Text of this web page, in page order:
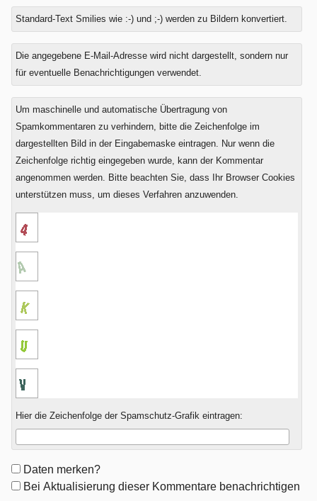
Standard-Text Smilies wie :-) und ;-) werden zu Bildern konvertiert.
Was
ist
Zwei
plus
Die angegebene E-Mail-Adresse wird nicht dargestellt, sondern nur
für eventuelle Benachrichtigungen verwendet.
Um maschinelle und automatische Übertragung von
Spamkommentaren zu verhindern, bitte die Zeichenfolge im
dargestellten Bild in der Eingabemaske eintragen. Nur wenn die
Zeichenfolge richtig eingegeben wurde, kann der Kommentar
angenommen werden. Bitte beachten Sie, dass Ihr Browser Cookies
unterstützen muss, um dieses Verfahren anzuwenden.
Hier die Zeichenfolge der Spamschutz-Grafik eintragen:
Formular-
Optionen
Daten merken?
Bei Aktualisierung dieser Kommentare benachrichtigen